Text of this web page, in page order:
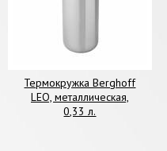
Термокружка Berghoff
LEO, металлическая,
0,33 л.